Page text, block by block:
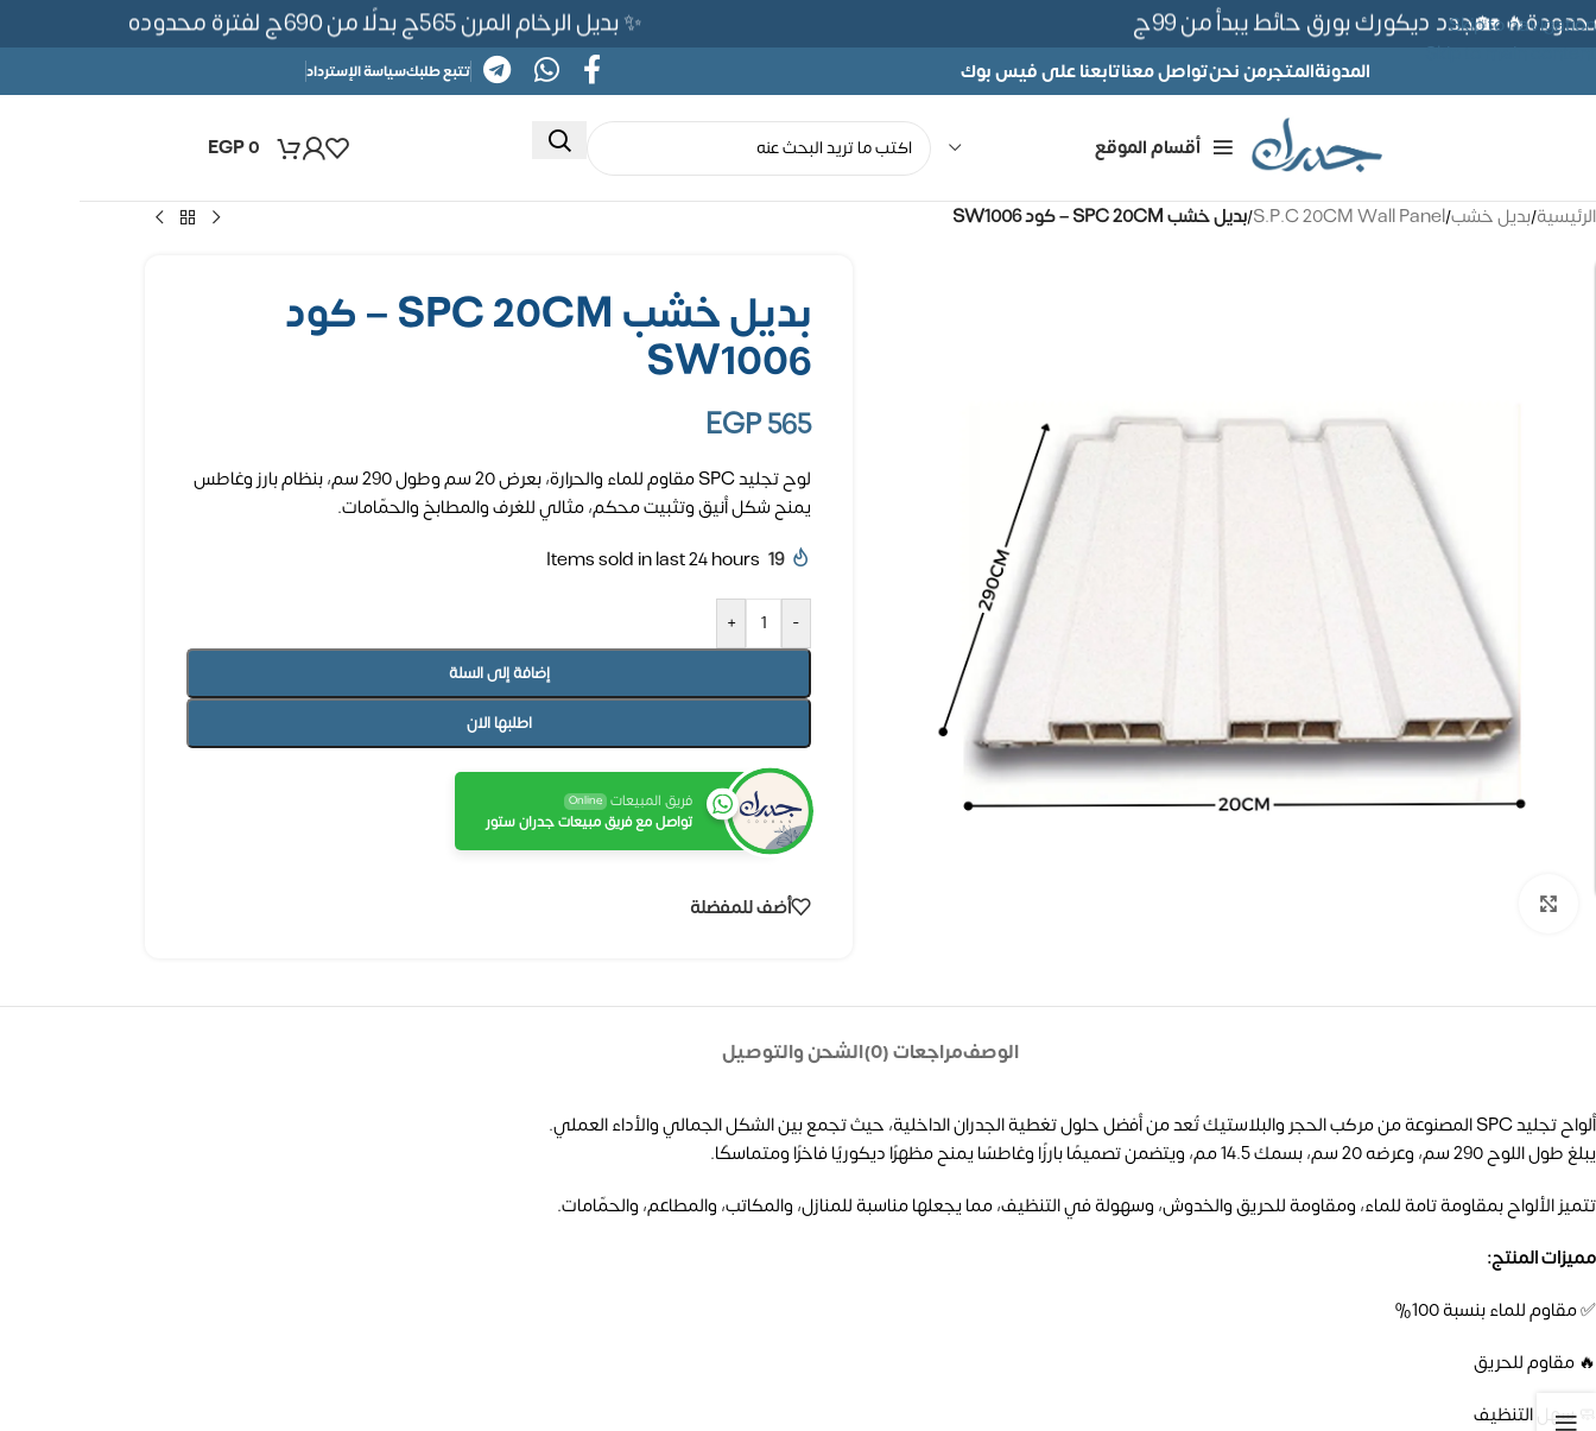
Skip to navigation
Skip to main content
✨ بديل الرخام المرن 565ج بدلًا من 690ج لفترة محدوده 🏡جدد ديكورك بورق حائط يبدأ من 99ج
المدونةالمتجرمن نحنتواصل معناتابعنا على فيس بوك تتبع طلبكسياسة الإسترداد
أقسام الموقع EGP0
الرئيسية/بديل خشب/
S.P.C 20CM Wall Panel
/بديل خشب SPC 20CM – كود SW1006
بديل خشب SPC 20CM – كود
SW1006
EGP565
لوح تجليد SPC مقاوم للماء والحرارة، بعرض 20 سم وطول 290 سم، بنظام بارز وغاطس
يمنح شكل أنيق وتثبيت محكم، مثالي للغرف والمطابخ والحمّامات.
19
Items sold in last 24 hours
-
+
إضافة إلى السلة
اطلبها الان
فريق المبيعات Online
تواصل مع فريق مبيعات جدران ستور
أضف للمفضلة
الوصفمراجعات (0) الشحن والتوصيل
ألواح تجليد SPC المصنوعة من مركب الحجر والبلاستيك تُعد من أفضل حلول تغطية الجدران الداخلية، حيث تجمع بين الشكل الجمالي والأداء العملي.
يبلغ طول اللوح 290 سم، وعرضه 20 سم، بسمك 14.5 مم، ويتضمن تصميمًا بارزًا وغاطسًا يمنح مظهرًا ديكوريًا فاخرًا ومتماسكًا.
تتميز الألواح بمقاومة تامة للماء، ومقاومة للحريق والخدوش، وسهولة في التنظيف، مما يجعلها مناسبة للمنازل، والمكاتب، والمطاعم، والحمّامات.
مميزات المنتج:
✅ مقاوم للماء بنسبة 100%
🔥 مقاوم للحريق
🧼 سهل التنظيف